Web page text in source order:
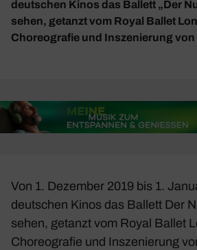
deutschen Kinos das Ballett „Der
sehen, getanzt vom Royal Ballet
Choreografie und Inszenierung von
Von 1. Dezember 2019 bis 1.
deut­schen Kinos das Ballett Der
sehen, getanzt vom Royal Ballet
Choreo­grafie und Insze­nie­rung